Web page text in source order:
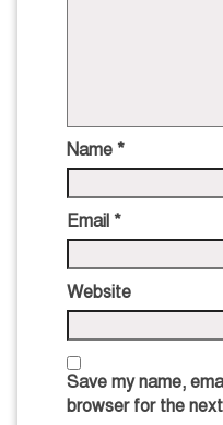
Name *
Email *
Website
Save my name,
browser for the